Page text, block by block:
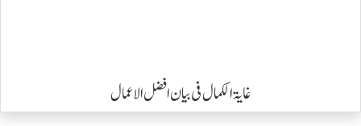
غایۃ الکمال فی بیان افضل الاعمال